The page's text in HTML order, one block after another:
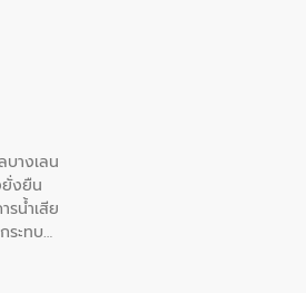
างเลน
ยั่งยืน
รน้ำเสีย
ระทบ
ฐม